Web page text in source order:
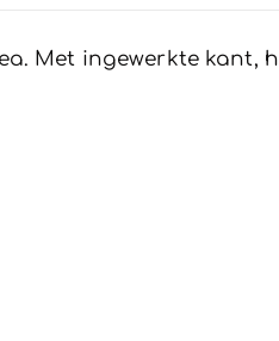
Met ingewerkte kant,